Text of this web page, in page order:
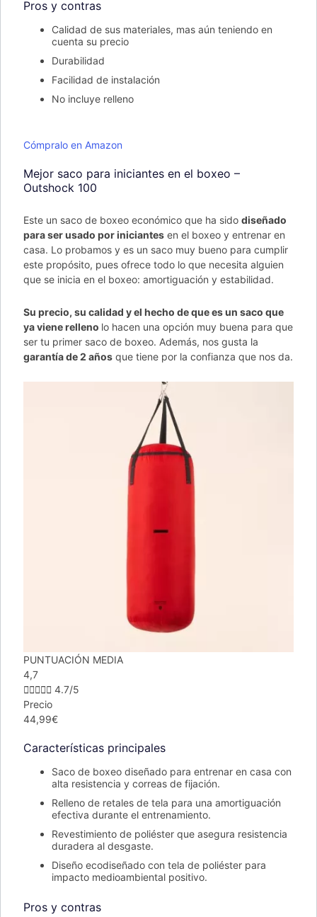
Pros y contras
Calidad de sus materiales, mas aún teniendo en
cuenta su precio
Durabilidad
Facilidad de instalación
No incluye relleno
Cómpralo en Amazon
Mejor saco para iniciantes en el boxeo –
Outshock 100
Este un saco de boxeo económico que ha sido diseñado
para ser usado por iniciantes en el boxeo y entrenar en
casa. Lo probamos y es un saco muy bueno para cumplir
este propósito, pues ofrece todo lo que necesita alguien
que se inicia en el boxeo: amortiguación y estabilidad.
Su precio, su calidad y el hecho de que es un saco que
ya viene relleno lo hacen una opción muy buena para que
ser tu primer saco de boxeo. Además, nos gusta la
garantía de 2 años que tiene por la confianza que nos da.
PUNTUACIÓN MEDIA
4,7
 4.7/5
Precio
44,99€
Características principales
Saco de boxeo diseñado para entrenar en casa con
alta resistencia y correas de fijación.
Relleno de retales de tela para una amortiguación
efectiva durante el entrenamiento.
Revestimiento de poliéster que asegura resistencia
duradera al desgaste.
Diseño ecodiseñado con tela de poliéster para
impacto medioambiental positivo.
Pros y contras